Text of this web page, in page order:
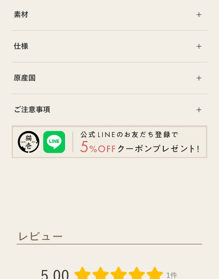
素材
仕様
原産国
ご注意事項
レビュー
5.00 1件